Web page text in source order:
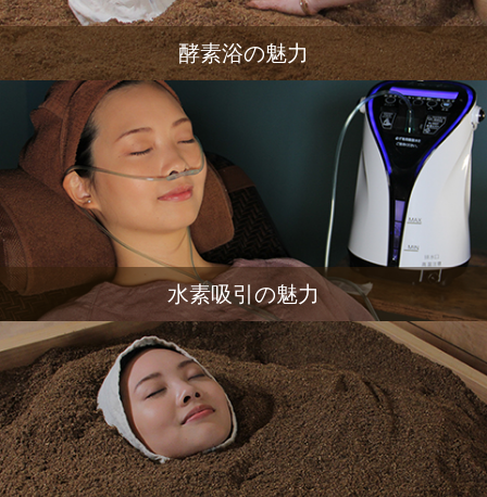
酵素浴の魅力
水素吸引の魅力